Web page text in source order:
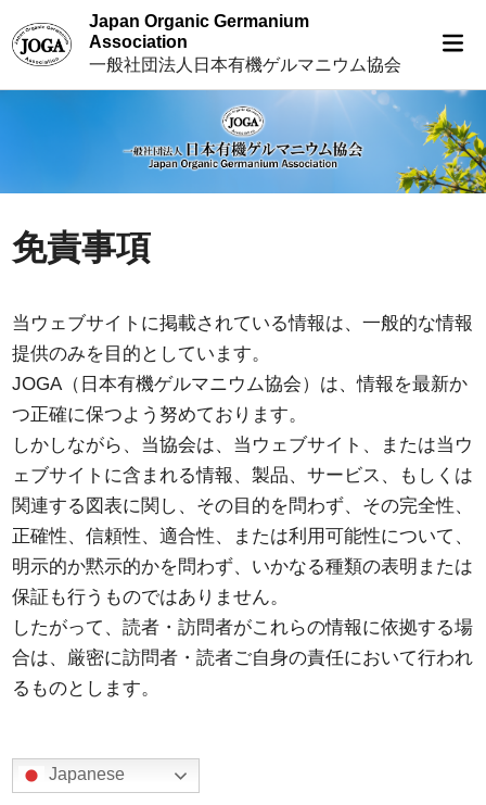
to
content
Japan Organic Germanium
Association
一般社団法人日本有機ゲルマニウム協会
免責事項
当ウェブサイトに掲載されている情報は、一般的な情報
提供のみを目的としています。
JOGA（日本有機ゲルマニウム協会）は、情報を最新か
つ正確に保つよう努めております。
しかしながら、当協会は、当ウェブサイト、または当ウ
ェブサイトに含まれる情報、製品、サービス、もしくは
関連する図表に関し、その目的を問わず、その完全性、
正確性、信頼性、適合性、または利用可能性について、
明示的か黙示的かを問わず、いかなる種類の表明または
保証も行うものではありません。
したがって、読者・訪問者がこれらの情報に依拠する場
合は、厳密に訪問者・読者ご自身の責任において行われ
るものとします。
Japanese